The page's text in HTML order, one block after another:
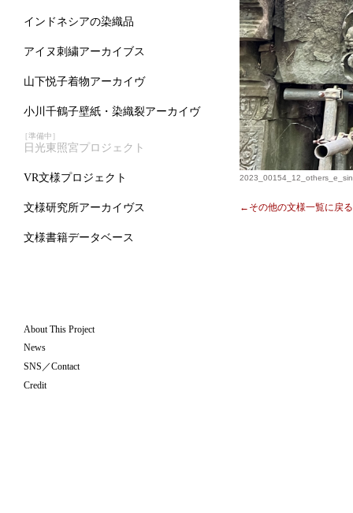
インドネシアの染織品
アイヌ刺繍アーカイブス
山下悦子着物アーカイヴ
小川千鶴子壁紙・染織裂アーカイヴ
［準備中］
日光東照宮プロジェクト
VR文様プロジェクト
文様研究所アーカイヴス
文様書籍データベース
About This Project
News
SNS／Contact
Credit
←その他の文様一覧に戻る